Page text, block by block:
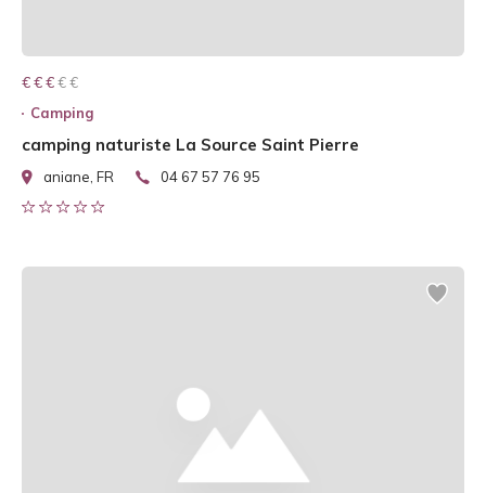
€ € € € €
€ € €
Camping
camping naturiste La Source Saint Pierre
aniane, FR 04 67 57 76 95